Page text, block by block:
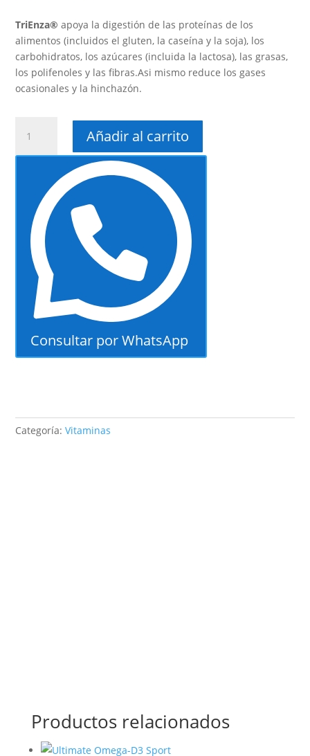
TriEnza® apoya la digestión de las proteínas de los
alimentos (incluidos el gluten, la caseína y la soja), los
carbohidratos, los azúcares (incluida la lactosa), las grasas,
los polifenoles y las fibras.Asi mismo reduce los gases
ocasionales y la hinchazón.
enzima
para
intolerancias
digestivas
cantidad
Añadir al carrito
Consultar por WhatsApp
Categoría:Vitaminas
Productos relacionados